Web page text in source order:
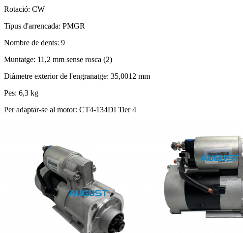
Rotació: CW
Tipus d'arrencada: PMGR
Nombre de dents: 9
Muntatge: 11,2 mm sense rosca (2)
Diàmetre exterior de l'engranatge: 35,0012 mm
Pes: 6,3 kg
Per adaptar-se al motor: CT4-134DI Tier 4